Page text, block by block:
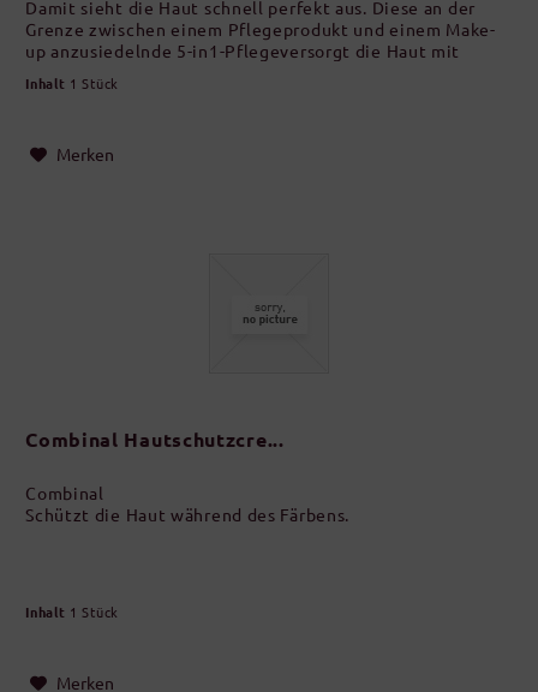
Damit sieht die Haut schnell perfekt aus. Diese an der
Grenze zwischen einem Pflegeprodukt und einem Make-
up anzusiedelnde 5-in1-Pflegeversorgt die Haut mit
Inhalt 1 Stück
Merken
Combinal Hautschutzcre...
Combinal
Schützt die Haut während des Färbens.
Inhalt 1 Stück
Merken